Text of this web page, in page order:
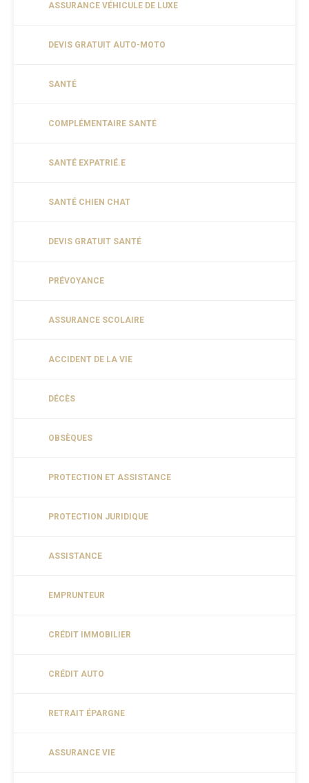
ASSURANCE VÉHICULE DE LUXE
DEVIS GRATUIT AUTO-MOTO
SANTÉ
COMPLÉMENTAIRE SANTÉ
SANTÉ EXPATRIÉ.E
SANTÉ CHIEN CHAT
DEVIS GRATUIT SANTÉ
PRÉVOYANCE
ASSURANCE SCOLAIRE
ACCIDENT DE LA VIE
DÉCÈS
OBSÈQUES
PROTECTION ET ASSISTANCE
PROTECTION JURIDIQUE
ASSISTANCE
EMPRUNTEUR
CRÉDIT IMMOBILIER
CRÉDIT AUTO
RETRAIT ÉPARGNE
ASSURANCE VIE